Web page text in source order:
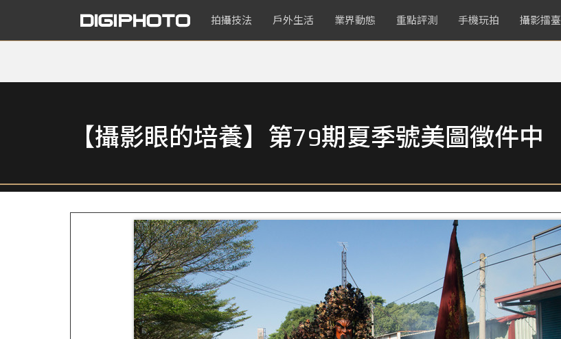
拍攝技法 戶外生活 業界動態 重點評測 手機玩拍 攝影擂臺
【攝影眼的培養】第79期夏季號美圖徵件中